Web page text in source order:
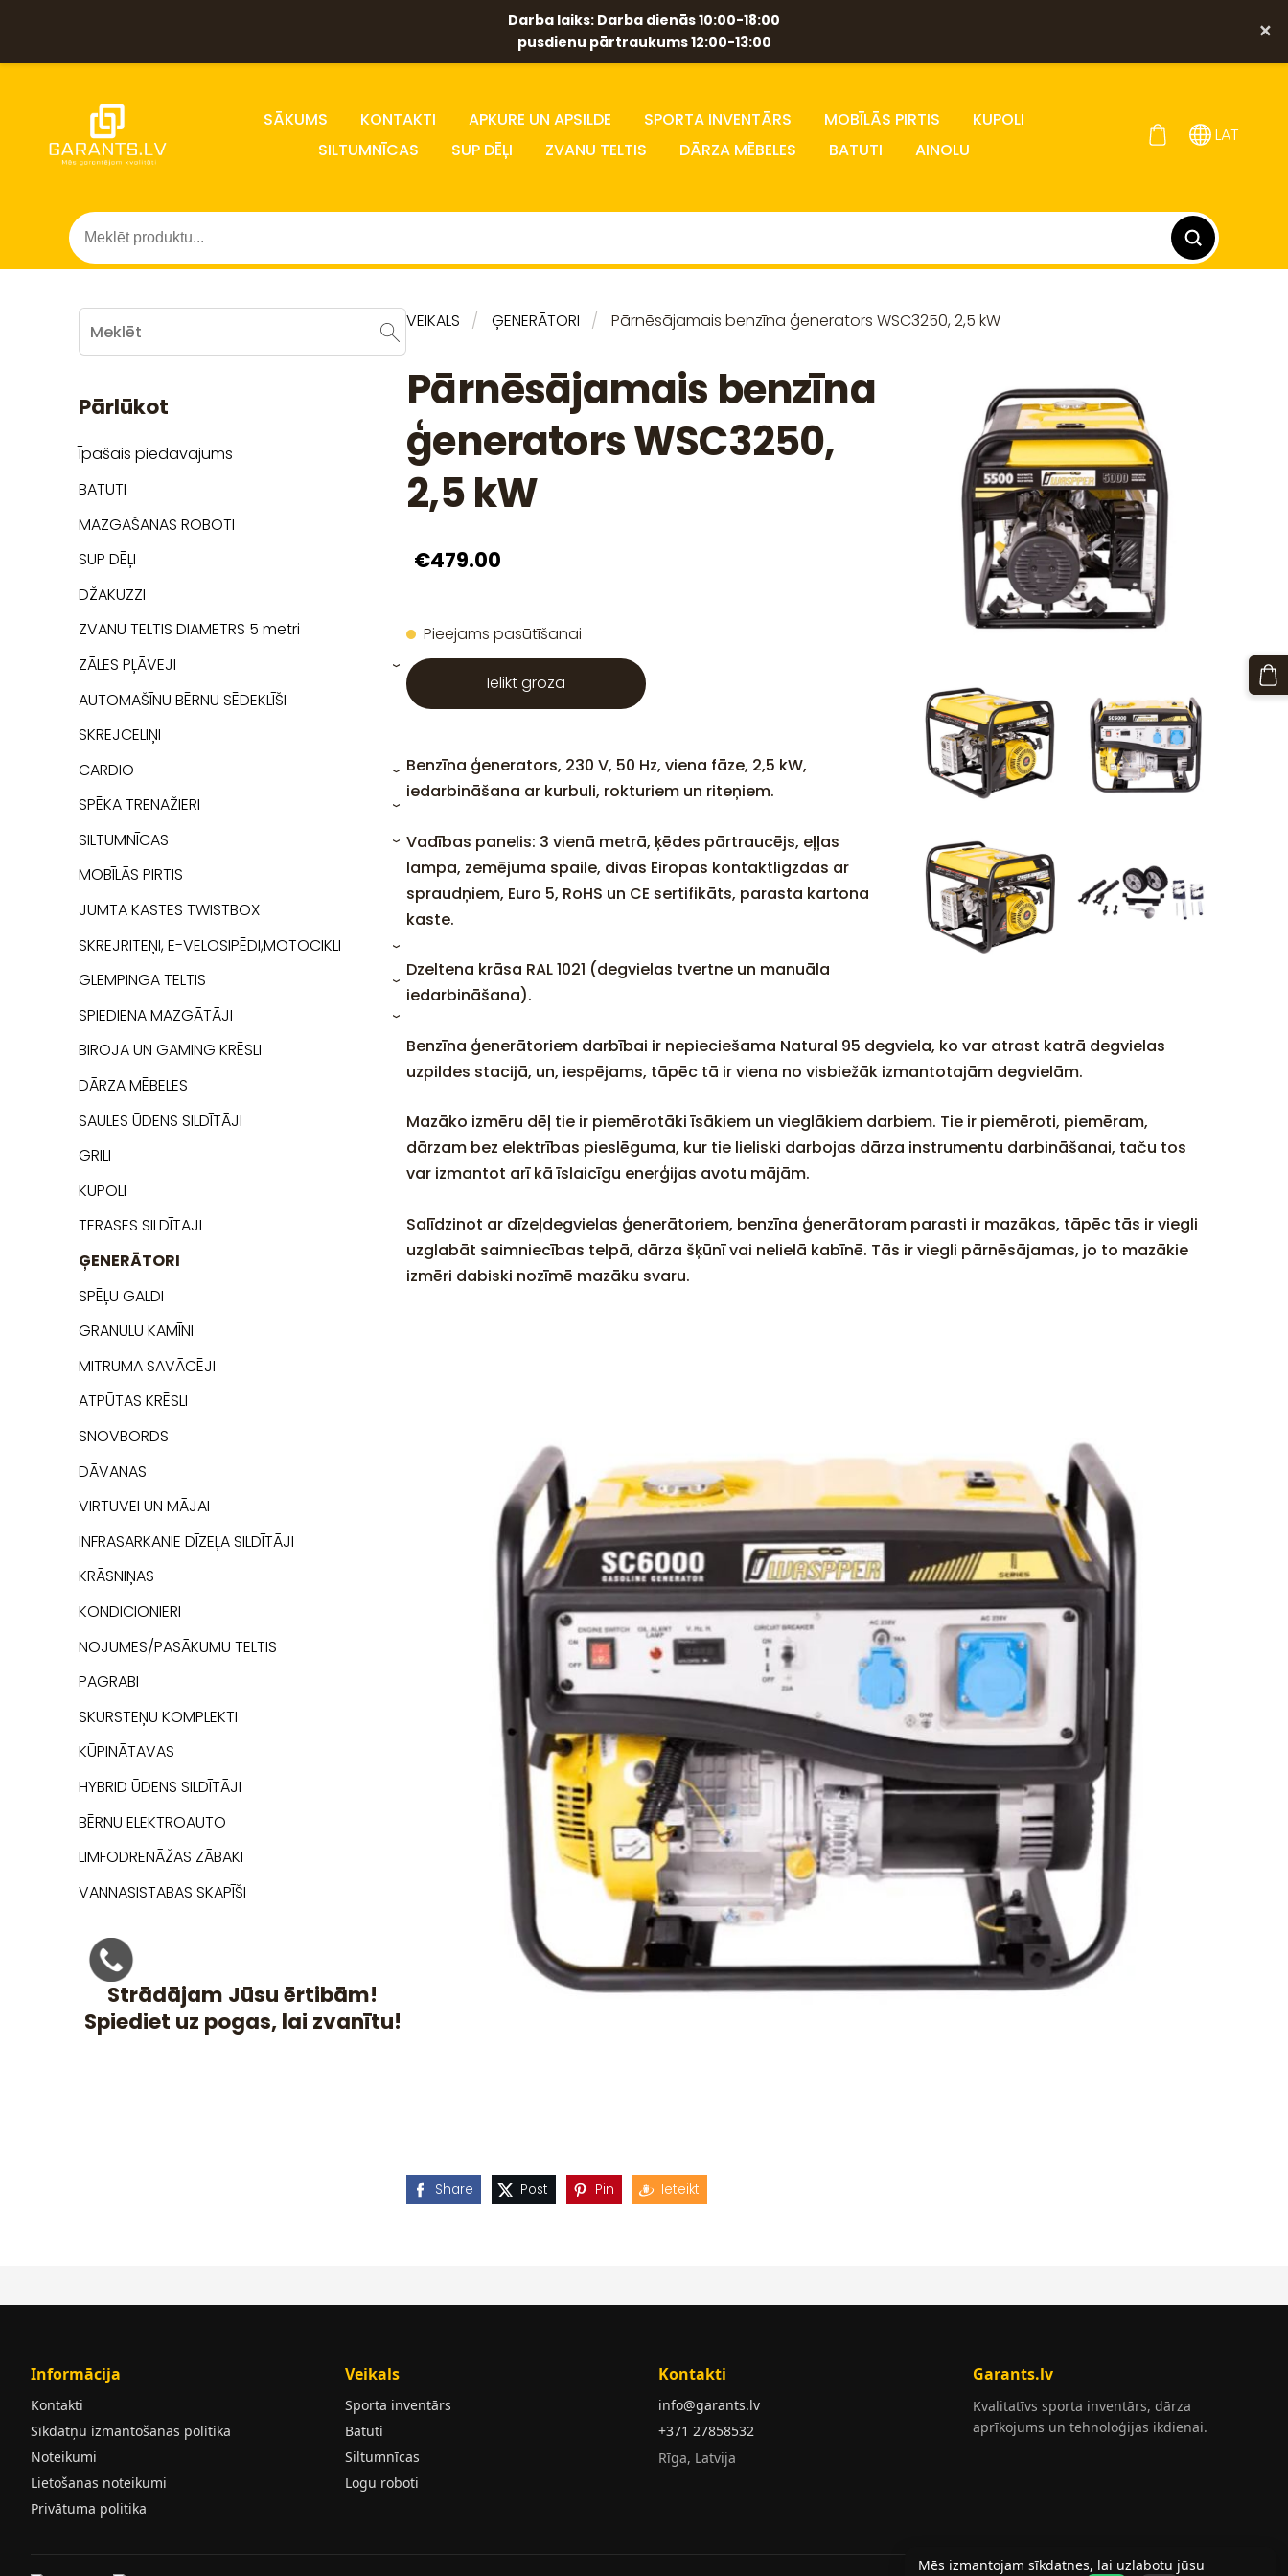
Darba laiks: Darba dienās 10:00-18:00
pusdienu pārtraukums 12:00-13:00
×
SĀKUMS KONTAKTI APKURE UN APSILDE SPORTA INVENTĀRS MOBĪLĀS PIRTIS
KUPOLI
SILTUMNĪCAS
SUP DĒĻI ZVANU TELTIS DĀRZA MĒBELES BATUTI AINOLU
LAT
Pārlūkot
Īpašais piedāvājums
BATUTI
MAZGĀŠANAS ROBOTI
SUP DĒĻI
DŽAKUZZI
ZVANU TELTIS DIAMETRS 5 metri
ZĀLES PĻĀVEJI
›
AUTOMAŠĪNU BĒRNU SĒDEKLĪŠI
SKREJCELIŅI
CARDIO
›
SPĒKA TRENAŽIERI ›
SILTUMNĪCAS ›
MOBĪLĀS PIRTIS
JUMTA KASTES TWISTBOX
SKREJRITEŅI, E-VELOSIPĒDI,MOTOCIKLI
›
GLEMPINGA TELTIS ›
SPIEDIENA MAZGĀTĀJI ›
BIROJA UN GAMING KRĒSLI
DĀRZA MĒBELES
SAULES ŪDENS SILDĪTĀJI
GRILI
KUPOLI
TERASES SILDĪTAJI
ĢENERĀTORI
SPĒĻU GALDI
GRANULU KAMĪNI
MITRUMA SAVĀCĒJI
ATPŪTAS KRĒSLI
SNOVBORDS
DĀVANAS
VIRTUVEI UN MĀJAI
INFRASARKANIE DĪZEĻA SILDĪTĀJI
KRĀSNIŅAS
KONDICIONIERI
NOJUMES/PASĀKUMU TELTIS
PAGRABI
SKURSTEŅU KOMPLEKTI
KŪPINĀTAVAS
HYBRID ŪDENS SILDĪTĀJI
BĒRNU ELEKTROAUTO
LIMFODRENĀŽAS ZĀBAKI
VANNASISTABAS SKAPĪŠI
Strādājam Jūsu ērtibām!
Spiediet uz pogas, lai zvanītu!
VEIKALS ĢENERĀTORI Pārnēsājamais benzīna ģenerators WSC3250, 2,5 kW
Pārnēsājamais benzīna
ģenerators WSC3250,
2,5 kW
€479.00
Pieejams pasūtīšanai
Ielikt grozā
Benzīna ģenerators, 230 V, 50 Hz, viena fāze, 2,5 kW,
iedarbināšana ar kurbuli, rokturiem un riteņiem.
Vadības panelis: 3 vienā metrā, ķēdes pārtraucējs, eļļas
lampa, zemējuma spaile, divas Eiropas kontaktligzdas ar
spraudņiem, Euro 5, RoHS un CE sertifikāts, parasta kartona
kaste.
Dzeltena krāsa RAL 1021 (degvielas tvertne un manuāla
iedarbināšana).
Benzīna ģenerātoriem darbībai ir nepieciešama Natural 95 degviela, ko var atrast katrā degvielas
uzpildes stacijā, un, iespējams, tāpēc tā ir viena no visbiežāk izmantotajām degvielām.
Mazāko izmēru dēļ tie ir piemērotāki īsākiem un vieglākiem darbiem. Tie ir piemēroti, piemēram,
dārzam bez elektrības pieslēguma, kur tie lieliski darbojas dārza instrumentu darbināšanai, taču tos
var izmantot arī kā īslaicīgu enerģijas avotu mājām.
Salīdzinot ar dīzeļdegvielas ģenerātoriem, benzīna ģenerātoram parasti ir mazākas, tāpēc tās ir viegli
uzglabāt saimniecības telpā, dārza šķūnī vai nelielā kabīnē. Tās ir viegli pārnēsājamas, jo to mazākie
izmēri dabiski nozīmē mazāku svaru.
Share Post Pin Ieteikt
Informācija
Kontakti
Sīkdatņu izmantošanas politika
Noteikumi
Lietošanas noteikumi
Privātuma politika
Veikals
Sporta inventārs
Batuti
Siltumnīcas
Logu roboti
Kontakti
info@garants.lv
+371 27858532
Rīga, Latvija
Garants.lv
Kvalitatīvs sporta inventārs, dārza
aprīkojums un tehnoloģijas ikdienai.
Mēs izmantojam sīkdatnes, lai uzlabotu jūsu